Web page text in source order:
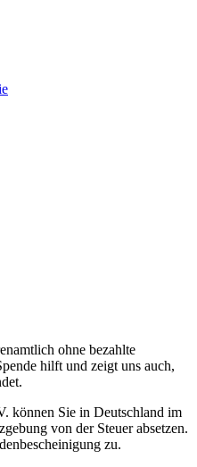
ohne bezahlte
hilft und zeigt uns auch,
können Sie in Deutschland im
von der Steuer absetzen.
zu.